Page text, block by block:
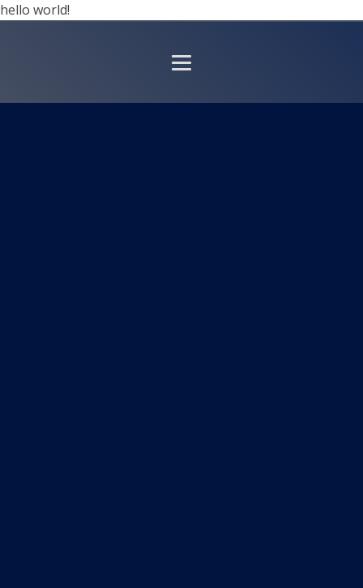
hello world!